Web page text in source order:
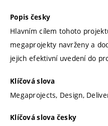
Popis česky
Hlavním cílem tohoto
megaprojekty navrženy a
jejich efektivní uvedení do
Klíčová slova
Megaprojects, Design,
Klíčová slova česky